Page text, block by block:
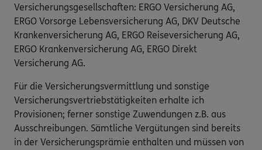
Versicherungsgesellschaften: ERGO Versicherung AG,
ERGO Vorsorge Lebensversicherung AG, DKV Deutsche
Krankenversicherung AG, ERGO Reiseversicherung AG,
ERGO Krankenversicherung AG, ERGO Direkt
Versicherung AG.
Für die Versicherungsvermittlung und sonstige
Versicherungsvertriebstätigkeiten erhalte ich
Provisionen; ferner sonstige Zuwendungen z.B. aus
Ausschreibungen. Sämtliche Vergütungen sind bereits
in der Versicherungsprämie enthalten und müssen von